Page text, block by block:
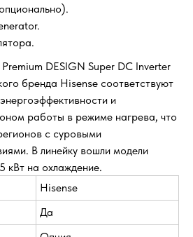
вентилятора.
DESIGN Super DC Inverter
бренда Hisense соответствуют
и
работы в режиме нагрева, что
с суровыми
В линейку вошли модели
кВт на охлаждение.
Hisense
Да